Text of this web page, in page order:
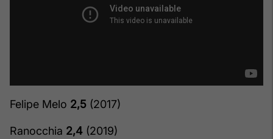
Felipe Melo 2,5 (2017)
Ranocchia 2,4 (2019)